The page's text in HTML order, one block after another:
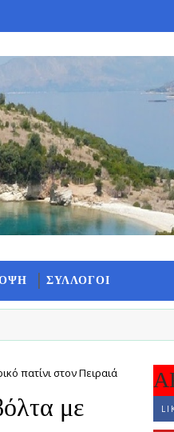
ΣΥΛΛΟΓΟΙ
πατίνι στον Πειραιά
με